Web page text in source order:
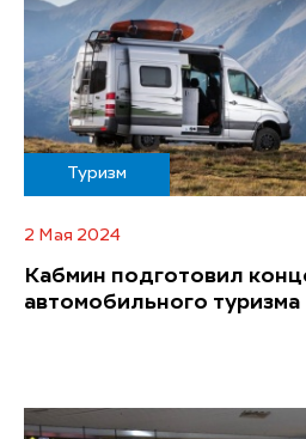
Туризм
2 Мая 2024
Кабмин подготовил
автомобильного туризма